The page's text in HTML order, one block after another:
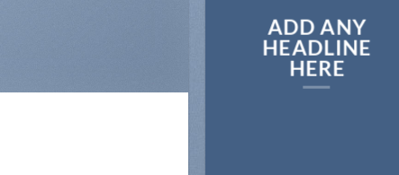
ADD ANY
HEADLINE
HERE